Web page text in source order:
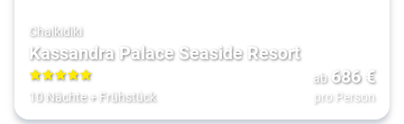
Chalkidiki
Kassandra Palace Seaside Resort
5
10 Nächte+ Frühstück
ab 686€
pro Person